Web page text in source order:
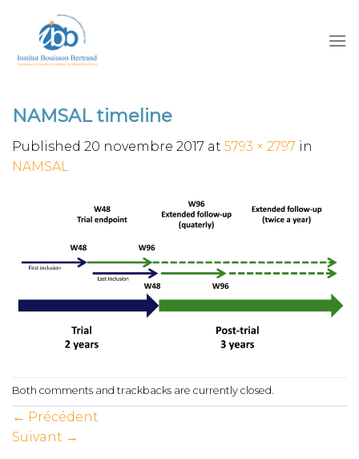
content
NAMSAL timeline
Published 20 novembre 2017 at 5793 × 2797 in
NAMSAL
Both comments and trackbacks are currently closed.
← Précédent
Suivant →